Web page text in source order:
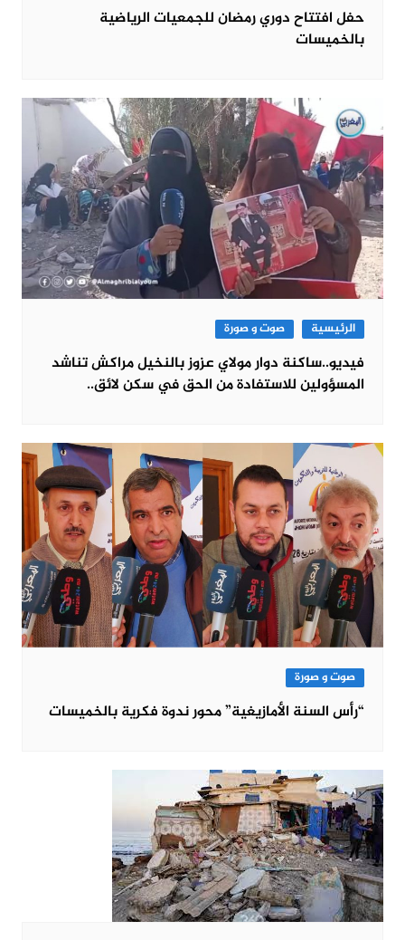
حفل افتتاح دوري رمضان للجمعيات الرياضية
بالخميسات
الرئيسية صوت و صورة
فيديو..ساكنة دوار مولاي عزوز بالنخيل مراكش تناشد
المسؤولين للاستفادة من الحق في سكن لائق..
صوت و صورة
“رأس السنة الأمازيغية” محور ندوة فكرية بالخميسات